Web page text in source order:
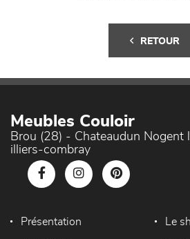
RETOUR
Meubles Couloir
Brou (28) - Chateaudun Nogent
illiers-combray
Présentation Le